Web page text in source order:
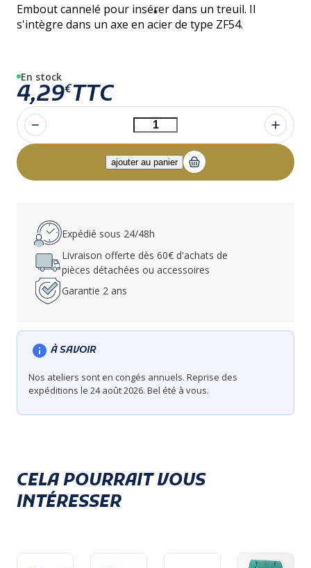
Embout cannelé pour insérer dans un treuil. Il
s'intègre dans un axe en acier de type ZF54.
En stock
4,29€TTC
Expédié sous 24/48h
Livraison offerte dès 60€ d'achats de
pièces détachées ou accessoires
Garantie 2 ans
À SAVOIR
Nos ateliers sont en congés annuels. Reprise des
expéditions le 24 août 2026. Bel été à vous.
CELA POURRAIT VOUS
INTÉRESSER